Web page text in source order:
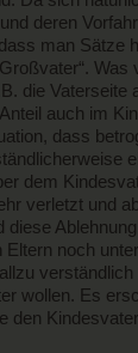
deren
man Sätze
Was
die Vaterseite
auch im
dass
dem
verletzt und
diese
noch
verständlich
wollen. Es
den